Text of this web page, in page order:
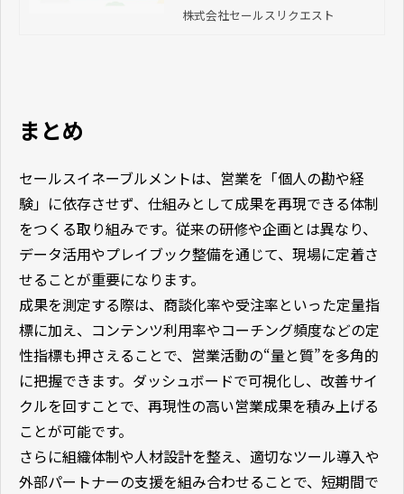
組みを構築しています。ターゲット
選定から、アプローチ、商談化まで
株式会社セールスリクエスト
まとめ
セールスイネーブルメントは、営業を「個人の勘や経
験」に依存させず、仕組みとして成果を再現できる体制
をつくる取り組みです。従来の研修や企画とは異なり、
データ活用やプレイブック整備を通じて、現場に定着さ
せることが重要になります。
成果を測定する際は、商談化率や受注率といった定量指
標に加え、コンテンツ利用率やコーチング頻度などの定
性指標も押さえることで、営業活動の“量と質”を多角的
に把握できます。ダッシュボードで可視化し、改善サイ
クルを回すことで、再現性の高い営業成果を積み上げる
ことが可能です。
さらに組織体制や人材設計を整え、適切なツール導入や
外部パートナーの支援を組み合わせることで、短期間で